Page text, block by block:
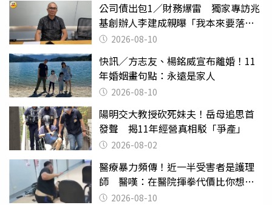
公司債出包1／財務爆雷 獨家專訪兆
基創辦人李建成親曝「我本來要落
跑」2026-08-10
快訊／方志友、楊銘威宣布離婚！11
年婚姻畫句點：永遠是家人
2026-08-10
陽明交大教授砍死妹夫！岳母追思首
發聲 揭11年經營真相駁「爭產」
2026-08-02
醫療暴力頻傳！近一半受害者是護理
師 醫嘆：在醫院揮拳代價比你想像
的還要大
2026-08-10